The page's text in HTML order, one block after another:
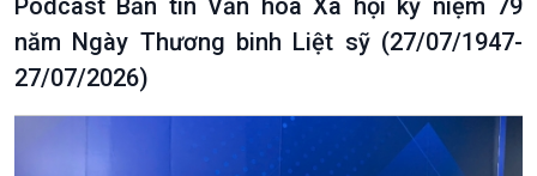
Podcast Bản tin Văn hóa Xã hội kỷ niệm 79
năm Ngày Thương binh Liệt sỹ (27/07/1947-
27/07/2026)